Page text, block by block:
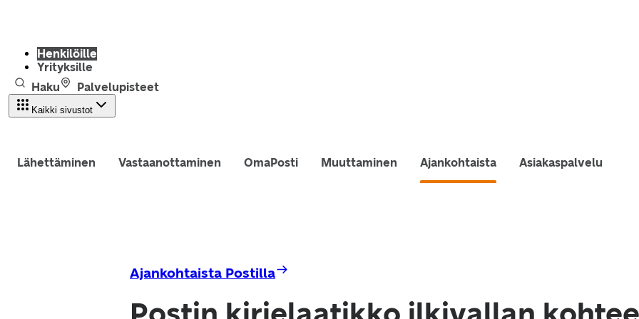
Henkilöille
Yrityksille
Haku
Palvelupisteet
Kaikki sivustot
Lähettäminen Vastaanottaminen OmaPosti Muuttaminen Ajankohtaista Asiakaspalvelu
Ajankohtaista Postilla